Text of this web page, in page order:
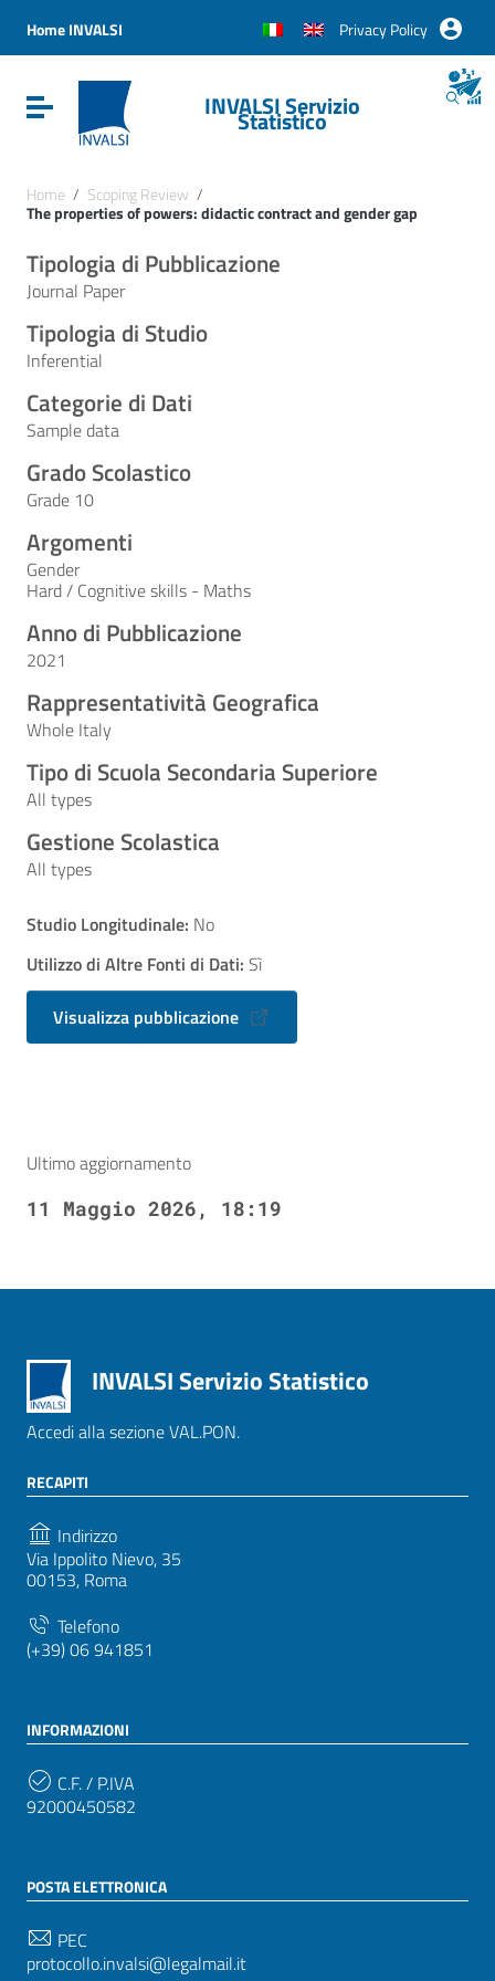
Vai al menu di navigazione
Vai al footer
Home INVALSI Privacy Policy
Attiva / disattiva la navigazioneINVALSI Servizio
Statistico
Home / Scoping Review /
The properties of powers: didactic contract and gender gap
Tipologia di Pubblicazione
Journal Paper
Tipologia di Studio
Inferential
Categorie di Dati
Sample data
Grado Scolastico
Grade 10
Argomenti
Gender
Hard / Cognitive skills - Maths
Anno di Pubblicazione
2021
Rappresentatività Geografica
Whole Italy
Tipo di Scuola Secondaria Superiore
All types
Gestione Scolastica
All types
Studio Longitudinale: No
Utilizzo di Altre Fonti di Dati: Sì
Visualizza pubblicazione
Ultimo aggiornamento
11 Maggio 2026, 18:19
INVALSI Servizio Statistico
Accedi alla sezione VAL.PON.
RECAPITI
Indirizzo
Via Ippolito Nievo, 35
00153, Roma
Telefono
(+39) 06 941851
INFORMAZIONI
C.F. / P.IVA
92000450582
POSTA ELETTRONICA
PEC
protocollo.invalsi@legalmail.it